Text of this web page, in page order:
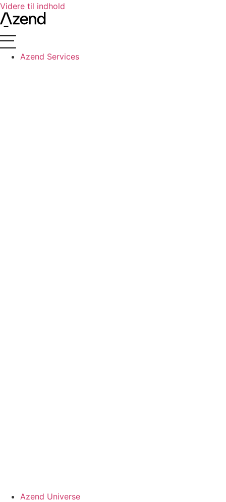
Videre til indhold
Azend Services
Azend Universe